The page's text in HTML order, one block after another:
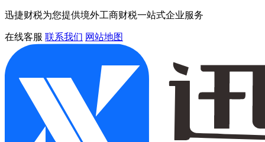
迅捷财税为您提供境外工商财税一站式企业服务
在线客服 联系我们 网站地图